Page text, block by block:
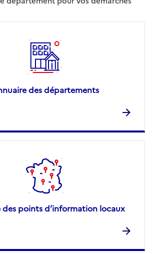
des départements
points d’information locaux